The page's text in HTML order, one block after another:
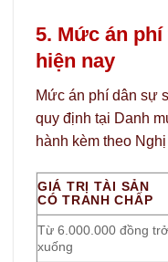
5. Mức án
hiện nay
Mức án phí dân sự
quy định tại Danh
hành kèm theo
GIÁ TRỊ TÀI SẢN
CÓ TRANH CHẤP
Từ 6.000.000 đồng trở
xuống